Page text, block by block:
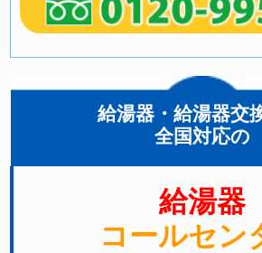
給湯器・給湯器交
全国対応の
給湯器
コールセン